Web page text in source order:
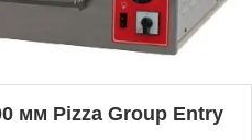
мм Pizza Group Entry